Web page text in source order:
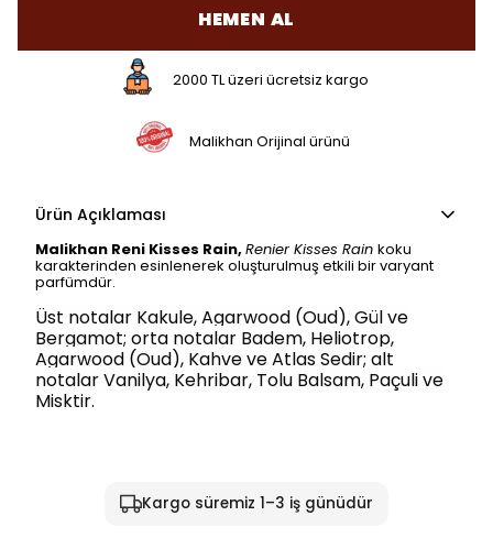
HEMEN AL
2000 TL üzeri ücretsiz kargo
Malikhan Orijinal ürünü
Ürün Açıklaması
Malikhan Reni Kisses Rain, Renier Kisses Rain koku
karakterinden esinlenerek oluşturulmuş etkili bir varyant
parfümdür.
Üst notalar Kakule, Agarwood (Oud), Gül ve
Bergamot; orta notalar Badem, Heliotrop,
Agarwood (Oud), Kahve ve Atlas Sedir; alt
notalar Vanilya, Kehribar, Tolu Balsam, Paçuli ve
Misktir.
Kargo süremiz 1–3 iş günüdür